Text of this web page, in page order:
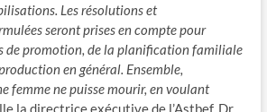
Les résolutions et
seront prises en compte pour
de promotion, de la planification familiale
en général. Ensemble,
femme ne puisse mourir, en voulant
la directrice exécutive de l’Astbef, Dr